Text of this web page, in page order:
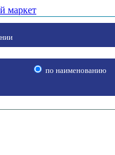
маркет
по наименованию